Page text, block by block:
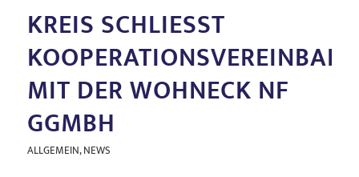
KREIS SCHLIESST K
IT DER WOHNECK NF G
GMBH
ALLGEMEIN,NEWS